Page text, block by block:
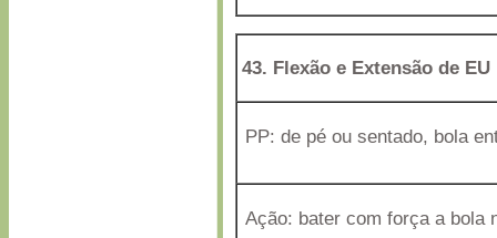
43. Flexão e Extensão de EU
PP: de pé ou sentado, bola
Ação: bater com força a bola